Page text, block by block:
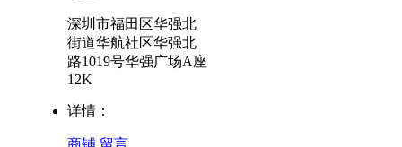
深圳市福田区华强北
街道华航社区华强北
路1019号华强广场A座
12K
详情：